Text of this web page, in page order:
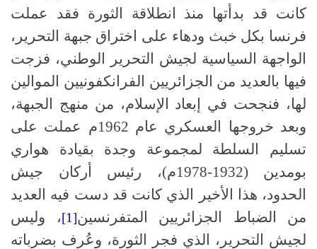
كانت قد بدأتها منذ انطلاقة الثورة فقد عملت
فرنسا بكل خبث ودهاء على اختراق جبهة التحرير،
الواجهة السياسية لجيش التحرير الوطني، فزجت
فيها بالعديد من الجزائريين الفرانكفونيين الموالين
لها، فنجحت في إبعاد الإسلام، من منهج الجبهة،
وبعد خروجها العسكري عام 1962م عملت على
تسليم السلطة لمجموعة وجدة بقيادة هواري
بومدين (1932-1978م)، رئيس أركان جيش
الحدود، هذا الأخير الذي كانت قد دست فيه العديد
من الضباط الجزائريين المتفرنسين[1]
، وليس
لجيش التحرير، الذي فجر الثورة، وعُرف بضرباته